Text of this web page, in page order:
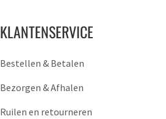
KLANTENSERVICE
Bestellen & Betalen
Bezorgen & Afhalen
Ruilen en retourneren